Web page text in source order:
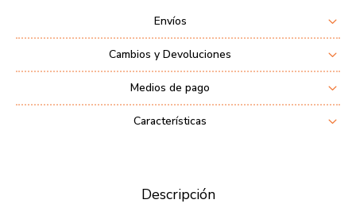
Envíos
Cambios y Devoluciones
Medios de pago
Características
Descripción